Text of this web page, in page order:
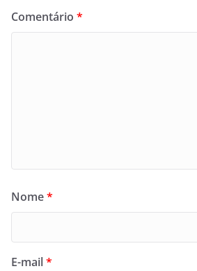
Comentário *
Nome*
E-mail*